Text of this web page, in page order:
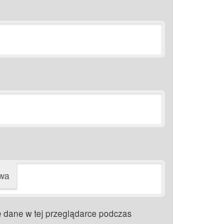
dane w tej przeglądarce podczas